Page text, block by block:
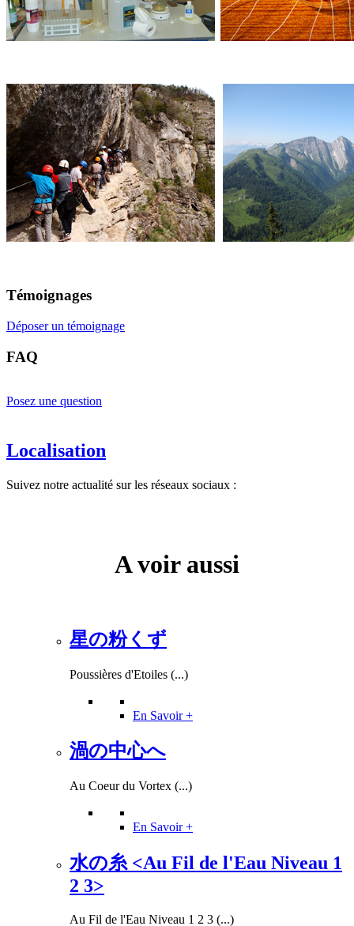
Témoignages
Déposer un témoignage
FAQ
Posez une question
Localisation
Suivez notre actualité sur les réseaux sociaux :
A voir aussi
星の粉くず
Poussières d'Etoiles (...)
En Savoir +
渦の中心へ
Au Coeur du Vortex (...)
En Savoir +
水の糸 <Au Fil de l'Eau Niveau 1
2 3>
Au Fil de l'Eau Niveau 1 2 3 (...)